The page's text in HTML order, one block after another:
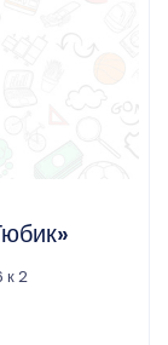
к 2